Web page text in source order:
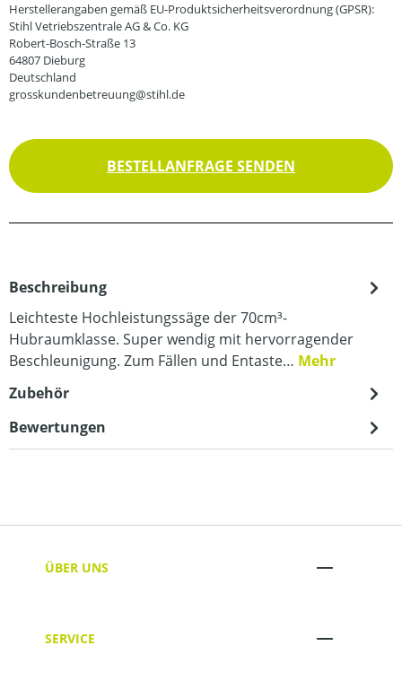
Herstellerangaben gemäß EU-Produktsicherheitsverordnung (GPSR):
Stihl Vetriebszentrale AG & Co. KG
Robert-Bosch-Straße 13
64807 Dieburg
Deutschland
grosskundenbetreuung@stihl.de
BESTELLANFRAGE SENDEN
Beschreibung
Leichteste Hochleistungssäge der 70cm³-
Hubraumklasse. Super wendig mit hervorragender
Beschleunigung. Zum Fällen und Entaste… Mehr
Zubehör
Bewertungen
ÜBER UNS
SERVICE